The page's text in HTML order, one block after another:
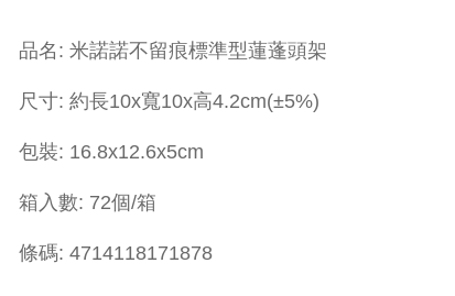
​品名: 米諾諾不留痕標準型蓮蓬頭架
尺寸: 約長10x寬10x高4.2cm(±5%)
包裝: 16.8x12.6x5cm
箱入數: 72個/箱
條碼: 4714118171878